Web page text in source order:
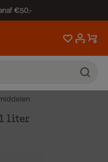
€50,-
liter